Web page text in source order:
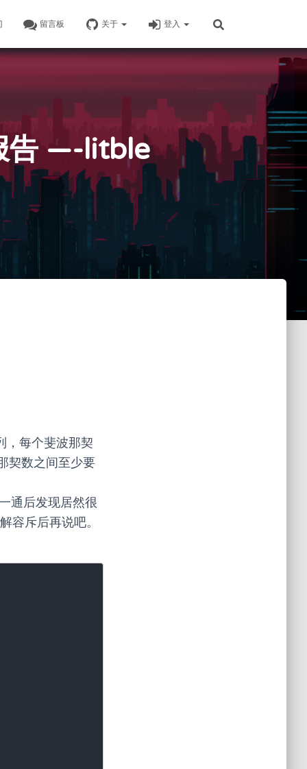
留言板 关于 登入
告 —-litble
，每个斐波那契
契数之间至少要
通后发现居然很
容斥后再说吧。